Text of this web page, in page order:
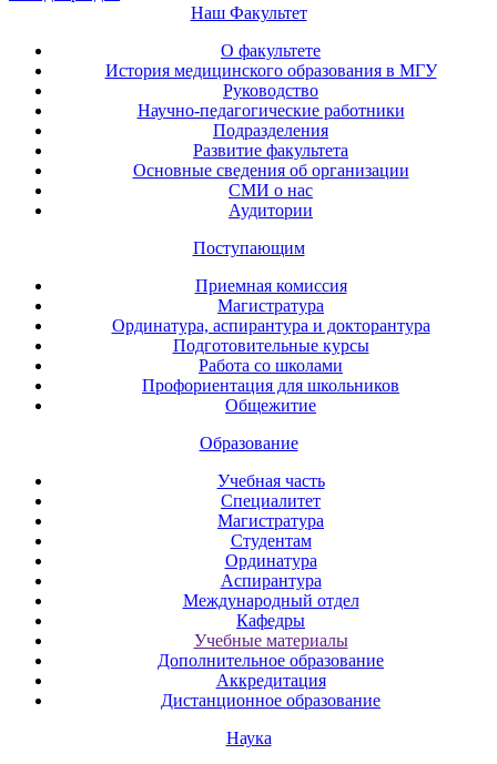
Наш Факультет
О факультете
История медицинского образования в МГУ
Руководство
Научно-педагогические работники
Подразделения
Развитие факультета
Основные сведения об организации
СМИ о нас
Аудитории
Поступающим
Приемная комиссия
Магистратура
Ординатура, аспирантура и докторантура
Подготовительные курсы
Работа со школами
Профориентация для школьников
Общежитие
Образование
Учебная часть
Специалитет
Магистратура
Студентам
Ординатура
Аспирантура
Международный отдел
Кафедры
Учебные материалы
Дополнительное образование
Аккредитация
Дистанционное образование
Наука